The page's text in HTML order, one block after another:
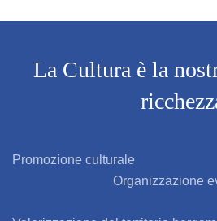
AZZANO SAN PAOLO
AZZONE
La Cultura è la
Promozione culturale
Organizzazione